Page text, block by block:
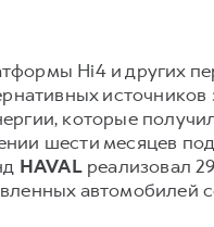
Hi4 и других
которые
шести месяцев
HAVALреализовал
автомобилей